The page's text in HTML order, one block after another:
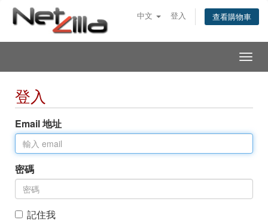
中文 登入 查看購物車
登入
Email 地址
密碼
記住我